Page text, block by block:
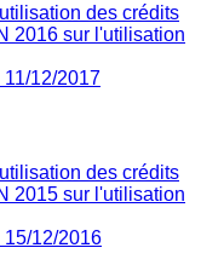
des crédits
2016 sur l'utilisation
12/2017
des crédits
2015 sur l'utilisation
12/2016